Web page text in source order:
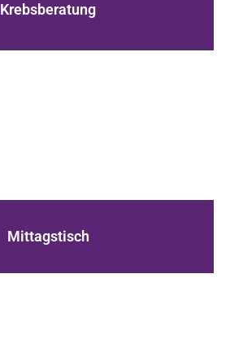
Krebsberatung
Mittagstisch